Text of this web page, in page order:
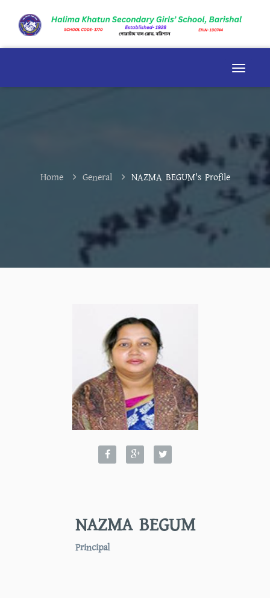
Home General NAZMA BEGUM's Profile
NAZMA BEGUM
Principal